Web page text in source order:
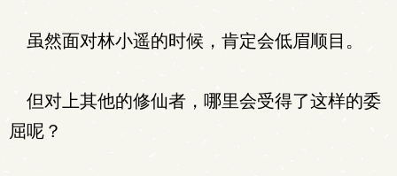
虽然面对林小遥的时候，肯定会低眉顺目。
但对上其他的修仙者，哪里会受得了这样的委
屈呢？